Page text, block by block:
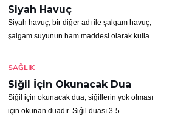
Siyah Havuç
Siyah havuç, bir diğer adı ile şalgam havuç,
şalgam suyunun ham maddesi olarak kulla...
SAĞLIK
Siğil İçin Okunacak Dua
Siğil için okunacak dua, siğillerin yok olması
için okunan duadır. Siğil duası 3-5...